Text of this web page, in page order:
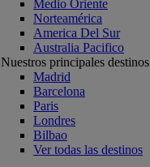
Medio Oriente
Norteamérica
America Del Sur
Australia Pacifico
Nuestros principales destinos
Madrid
Barcelona
Paris
Londres
Bilbao
Ver todas las destinos